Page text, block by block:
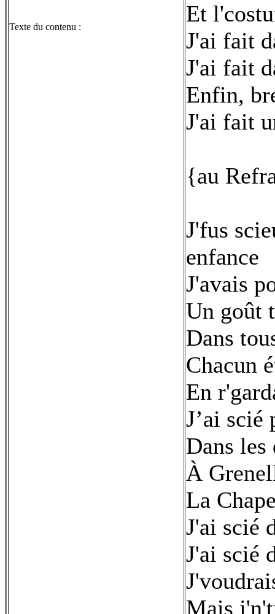
Texte du contenu :
Et
J'ai fait
J'ai fait
Enfin,
J'ai fait
{au
J'fus
enfance
J'avais
Un goût
Dans
Chacun
En
J’ai scié
Dans les
À
La
J'ai scié
J'ai scié
Mais